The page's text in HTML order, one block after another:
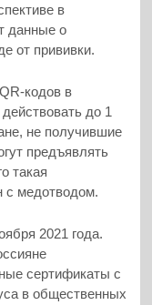
в
данные о
от прививки.
кодов в
до 1
не получившие
предъявлять
такая
с медотводом.
2021 года.
сертификаты c
в общественных